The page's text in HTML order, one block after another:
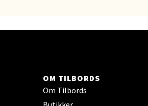
OM TILBORDS
Om Tilbords
- Thon